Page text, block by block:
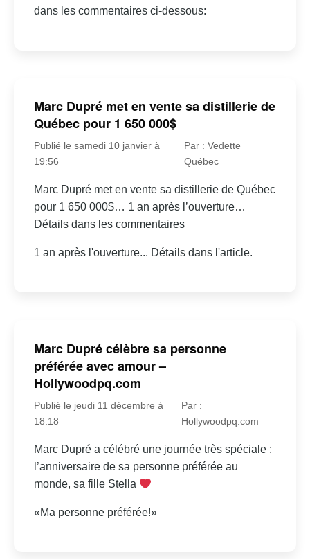
dans les commentaires ci-dessous:
Marc Dupré met en vente sa distillerie de
Québec pour 1 650 000$
Publié le samedi 10 janvier à
19:56
Par : Vedette
Québec
Marc Dupré met en vente sa distillerie de Québec
pour 1 650 000$… 1 an après l’ouverture…
Détails dans les commentaires
1 an après l'ouverture... Détails dans l'article.
Marc Dupré célèbre sa personne
préférée avec amour –
Hollywoodpq.com
Publié le jeudi 11 décembre à
18:18
Par :
Hollywoodpq.com
Marc Dupré a célébré une journée très spéciale :
l’anniversaire de sa personne préférée au
monde, sa fille Stella
«Ma personne préférée!»